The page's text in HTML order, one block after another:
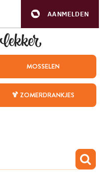
AANMELDEN
MOSSELEN
🍹 ZOMERDRANKJES